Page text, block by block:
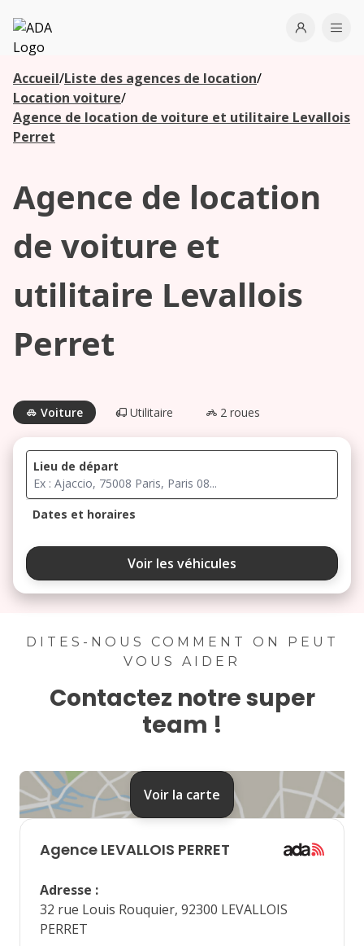
ADA
Open
Accueil/Liste des agences de location/
Location voiture/
Agence de location de voiture et utilitaire Levallois
Perret
Agence de location
de voiture et
utilitaire Levallois
Perret
Voiture Utilitaire 2 roues
Lieu de départ
Dates et horaires
août 2026
ma me
3 4 5 6 7
17 18 19 20
31
septembre 2026
7
14
Voir les véhicules
DITES-NOUS COMMENT ON PEUT
VOUS AIDER
Contactez notre super
team !
Voir la carte
Agence LEVALLOIS PERRET
Adresse :
32 rue Louis Rouquier, 92300 LEVALLOIS
PERRET
Les
agences à
proximité
Commencez
votre
recherche
pour voir les
proximité